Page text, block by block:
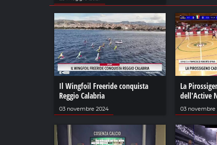
Il Wingfoil Freeride conquista
Reggio Calabria
03 novembre 2024
La
dell'Active
03 novembre